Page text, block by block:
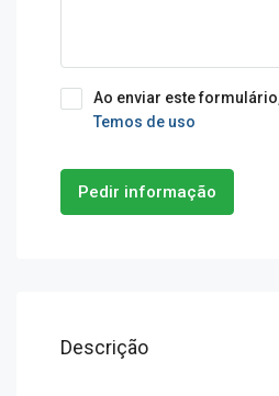
Ao enviar este
Temos de uso
Pedir informação
Descrição